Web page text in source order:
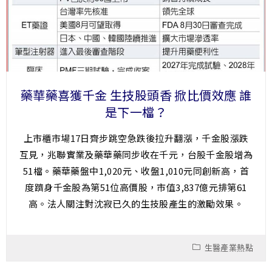
藥華藥喜獲千金 生技股頭香 掀比價效應 誰
是下一檔？
上市櫃市場17日齊步跳空急跌後拉升翻漲，千金股漲跌
互見，兆聯實業及藥華藥同步收在千元，台股千金股增為
51檔。藥華藥盤中1,020元、收盤1,010元同創新高，首
度躋身千金股為第51位高價股，市值3,837億元排第61
高。法人關注對沈寂已久的生技股產生的激勵效果。
生醫產業熱點